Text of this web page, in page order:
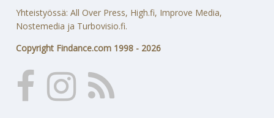
Yhteistyössä: All Over Press, High.fi, Improve Media,
Nostemedia ja Turbovisio.fi.
Copyright Findance.com 1998 - 2026